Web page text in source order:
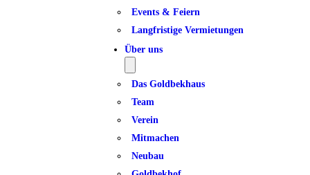
Events & Feiern
Langfristige Vermietungen
Über uns
Das Goldbekhaus
Team
Verein
Mitmachen
Neubau